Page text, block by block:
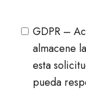
GDPR –
almacene
esta
pueda